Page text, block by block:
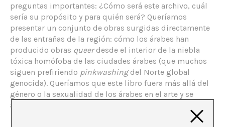
preguntas importantes: ¿Cómo será este archivo, cuál
sería su propósito y para quién será? Queríamos
presentar un conjunto de obras surgidas directamente
de las entrañas de la región: cómo los árabes han
producido obras queerdesde el interior de la niebla
tóxica homófoba de las ciudades árabes (que muchos
siguen prefiriendo pinkwashingdel Norte global
genocida). Queríamos que este libro fuera más allá del
género o la sexualidad de los árabes en el arte y se
adentrara en los mecanismos y códigos que utilizamos
para hablar de tales conceptos.
I will always be looking